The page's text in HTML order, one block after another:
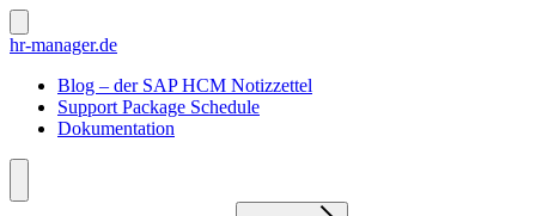
Zum
Inhalt
Suche
ein-/ausblenden
hr-manager.de
Blog – der SAP HCM Notizzettel
Support Package Schedule
Dokumentation
Menü